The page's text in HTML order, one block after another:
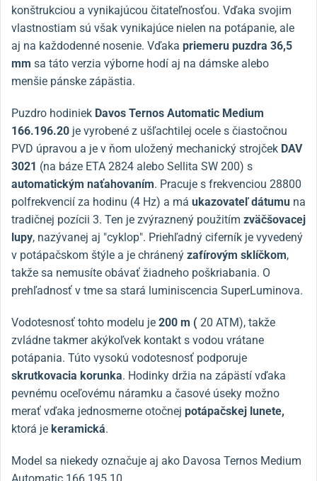
konštrukciou a vynikajúcou čitateľnosťou. Vďaka svojim
vlastnostiam sú však vynikajúce nielen na potápanie, ale
aj na každodenné nosenie. Vďaka priemeru puzdra 36,5
mm sa táto verzia výborne hodí aj na dámske alebo
menšie pánske zápästia.
Puzdro hodiniek Davos Ternos Automatic Medium
166.196.20 je vyrobené z ušľachtilej ocele s čiastočnou
PVD úpravou a je v ňom uložený mechanický strojček DAV
3021 (na báze ETA 2824 alebo Sellita SW 200) s
automatickým naťahovaním. Pracuje s frekvenciou 28800
polfrekvencií za hodinu (4 Hz) a má ukazovateľ dátumu na
tradičnej pozícii 3. Ten je zvýraznený použitím zväčšovacej
lupy, nazývanej aj "cyklop". Priehľadný ciferník je vyvedený
v potápačskom štýle a je chránený zafírovým sklíčkom,
takže sa nemusíte obávať žiadneho poškriabania. O
prehľadnosť v tme sa stará luminiscencia SuperLuminova.
Vodotesnosť tohto modelu je 200 m ( 20 ATM), takže
zvládne takmer akýkoľvek kontakt s vodou vrátane
potápania. Túto vysokú vodotesnosť podporuje
skrutkovacia korunka. Hodinky držia na zápästí vďaka
pevnému oceľovému náramku a časové úseky možno
merať vďaka jednosmerne otočnej potápačskej lunete,
ktorá je keramická.
Model sa niekedy označuje aj ako Davosa Ternos Medium